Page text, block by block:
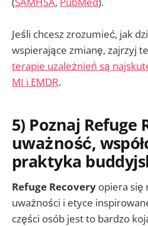
Jeśli chcesz zrozumieć, jak
wspierające zmianę, zajrzyj
terapie uzależnień są
MI i EMDR.
5) Poznaj Refuge
uważność,
praktyka
Refuge Recovery opiera się
uważności i etyce
części osób jest to bardzo